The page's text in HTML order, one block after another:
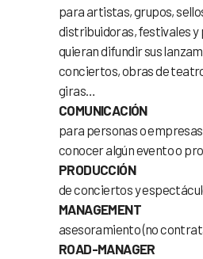
para artistas, grupos,
distribuidoras, festivales y
quieran difundir sus
conciertos, obras de
giras…
COMUNICACIÓN
para personas o
conocer algún evento o
PRODUCCIÓN
de conciertos y
MANAGEMENT
asesoramiento (no
ROAD-MANAGER